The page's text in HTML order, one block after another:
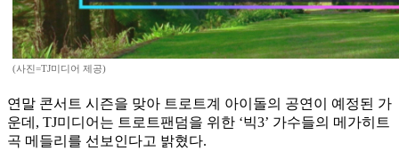
(사진=TJ미디어 제공)
연말 콘서트 시즌을 맞아 트로트계 아이돌의 공연이 예정된 가
운데, TJ미디어는 트로트팬덤을 위한 ‘빅3’ 가수들의 메가히트
곡 메들리를 선보인다고 밝혔다.